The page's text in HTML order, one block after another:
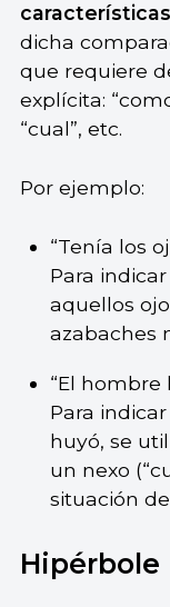
dicha
que requiere
explícita:
“cual”, etc.
Por ejemplo:
“Tenía los
Para
aquellos
azabaches
“El hombre
Para
huyó, se
un nexo
situación
Hipérbole